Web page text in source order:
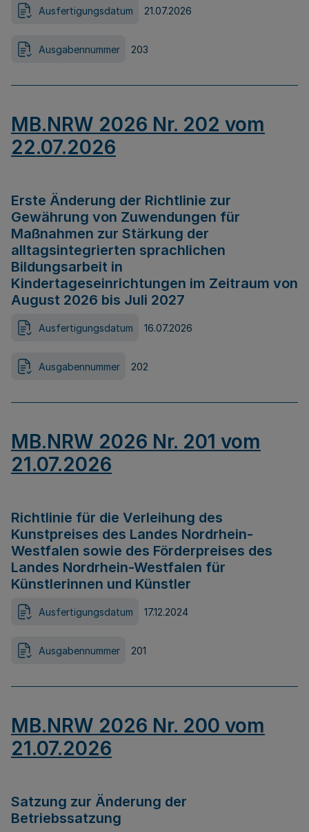
Ausfertigungsdatum 21.07.2026
Ausgabennummer 203
MB.NRW 2026 Nr. 202 vom
22.07.2026
Erste Änderung der Richtlinie zur
Gewährung von Zuwendungen für
Maßnahmen zur Stärkung der
alltagsintegrierten sprachlichen
Bildungsarbeit in
Kindertageseinrichtungen im Zeitraum von
August 2026 bis Juli 2027
Ausfertigungsdatum 16.07.2026
Ausgabennummer 202
MB.NRW 2026 Nr. 201 vom
21.07.2026
Richtlinie für die Verleihung des
Kunstpreises des Landes Nordrhein-
Westfalen sowie des Förderpreises des
Landes Nordrhein-Westfalen für
Künstlerinnen und Künstler
Ausfertigungsdatum 17.12.2024
Ausgabennummer 201
MB.NRW 2026 Nr. 200 vom
21.07.2026
Satzung zur Änderung der
Betriebssatzung